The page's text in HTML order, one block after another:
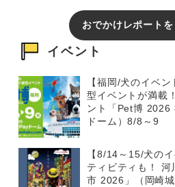
おでかけレポート
イベント
【福岡/犬のイベ
型イベントが満載
ント「Pet博 2026
ドーム）8/8～9
【8/14～15/犬の
ティビティも！ 河
市 2026」（岡崎